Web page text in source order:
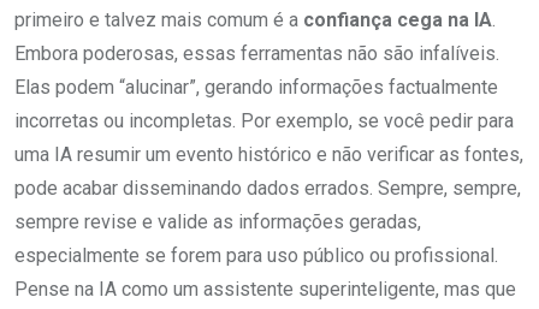
primeiro e talvez mais comum é a confiança cega na IA
Embora poderosas, essas ferramentas não são infalíveis.
Elas podem “alucinar”, gerando informações factualmente
incorretas ou incompletas. Por exemplo, se você pedir para
uma IA resumir um evento histórico e não verificar as fontes,
pode acabar disseminando dados errados. Sempre, sempre,
sempre revise e valide as informações geradas,
especialmente se forem para uso público ou profissional.
Pense na IA como um assistente superinteligente, mas que